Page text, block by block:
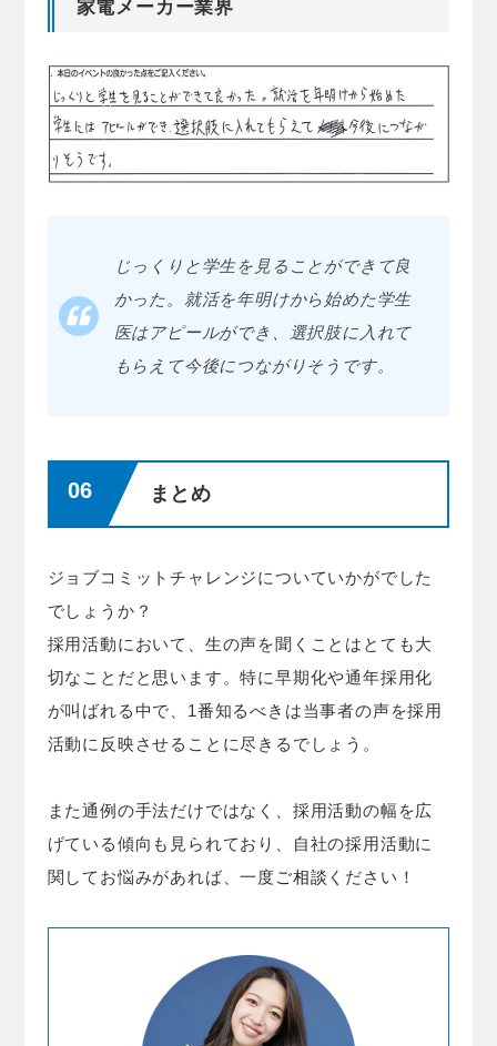
家電メーカー業界
じっくりと学生を見ることができて良
かった。就活を年明けから始めた学生
医はアピールができ、選択肢に入れて
もらえて今後につながりそうです。
まとめ
ジョブコミットチャレンジについていかがでした
でしょうか？
採用活動において、生の声を聞くことはとても大
切なことだと思います。特に早期化や通年採用化
が叫ばれる中で、1番知るべきは当事者の声を採用
活動に反映させることに尽きるでしょう。
また通例の手法だけではなく、採用活動の幅を広
げている傾向も見られており、自社の採用活動に
関してお悩みがあれば、一度ご相談 ください！